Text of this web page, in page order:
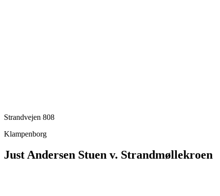
Strandvejen 808
Klampenborg
Just Andersen Stuen v. Strandmøllekroen